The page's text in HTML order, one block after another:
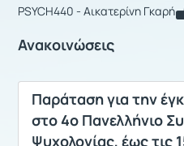
PSYCH440 - Αικατερίνη Γκαρή
Ανακοινώσεις
Παράταση για την
στο 4ο Πανελλήνιο
Ψυχολογίας, έως τις